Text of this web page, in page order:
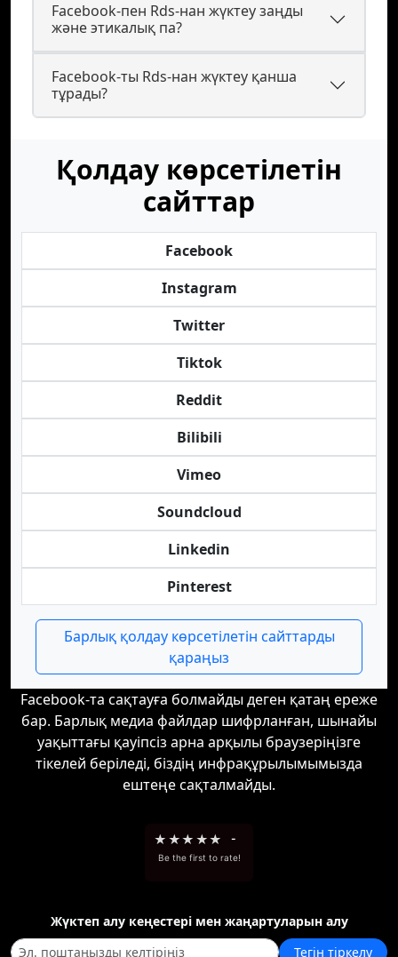
Facebook-пен Rds-нан жүктеу заңды
және этикалық па?
Facebook-ты Rds-нан жүктеу қанша
тұрады?
Қолдау көрсетілетін
сайттар
Facebook
Instagram
Twitter
Tiktok
Reddit
Bilibili
Vimeo
Soundcloud
Linkedin
Pinterest
Барлық қолдау көрсетілетін сайттарды
қараңыз
Facebook-та сақтауға болмайды деген қатаң ереже
бар. Барлық медиа файлдар шифрланған, шынайы
уақыттағы қауіпсіз арна арқылы браузеріңізге
тікелей беріледі, біздің инфрақұрылымымызда
ештеңе сақталмайды.
★ ★★ ★★ -
Be the first to rate!
Жүктеп алу кеңестері мен жаңартуларын алу
Тегін тіркелу